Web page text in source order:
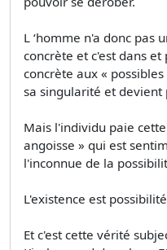
L ‘homme n'a donc pas
concrète et c'est dans
concrète aux «
sa singularité et devient
Mais l'individu paie
angoisse » qui est
l'inconnue de la
L'existence est
Et c'est cette vérité